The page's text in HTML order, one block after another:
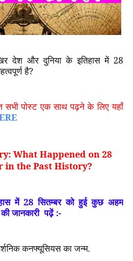
देश और दुनिया के इतिहास में 28
है?
सभी पोस्ट एक साथ पढ़ने के लिए यहाँ
What Happened on 28
in the Past History?
में 28 सितम्बर को हुई कुछ अहम
जानकारी पढ़ें :-
कनफ्यूसियस का जन्म.